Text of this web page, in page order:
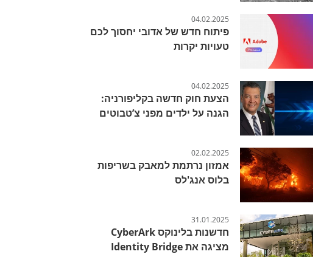
Fiat
500
04.02.2025
פיתוח חדש של אדובי יחסוך לכם
טעויות יקרות
04.02.2025
הצעת חוק חדשה בקליפורניה:
הגנה על ילדים מפני צ’טבוטים
02.02.2025
אמזון נרתמת למאבק בשריפות
בלוס אנג'לס
31.01.2025
חדשנות בלינוקס CyberArk
מציגה את Identity Bridge